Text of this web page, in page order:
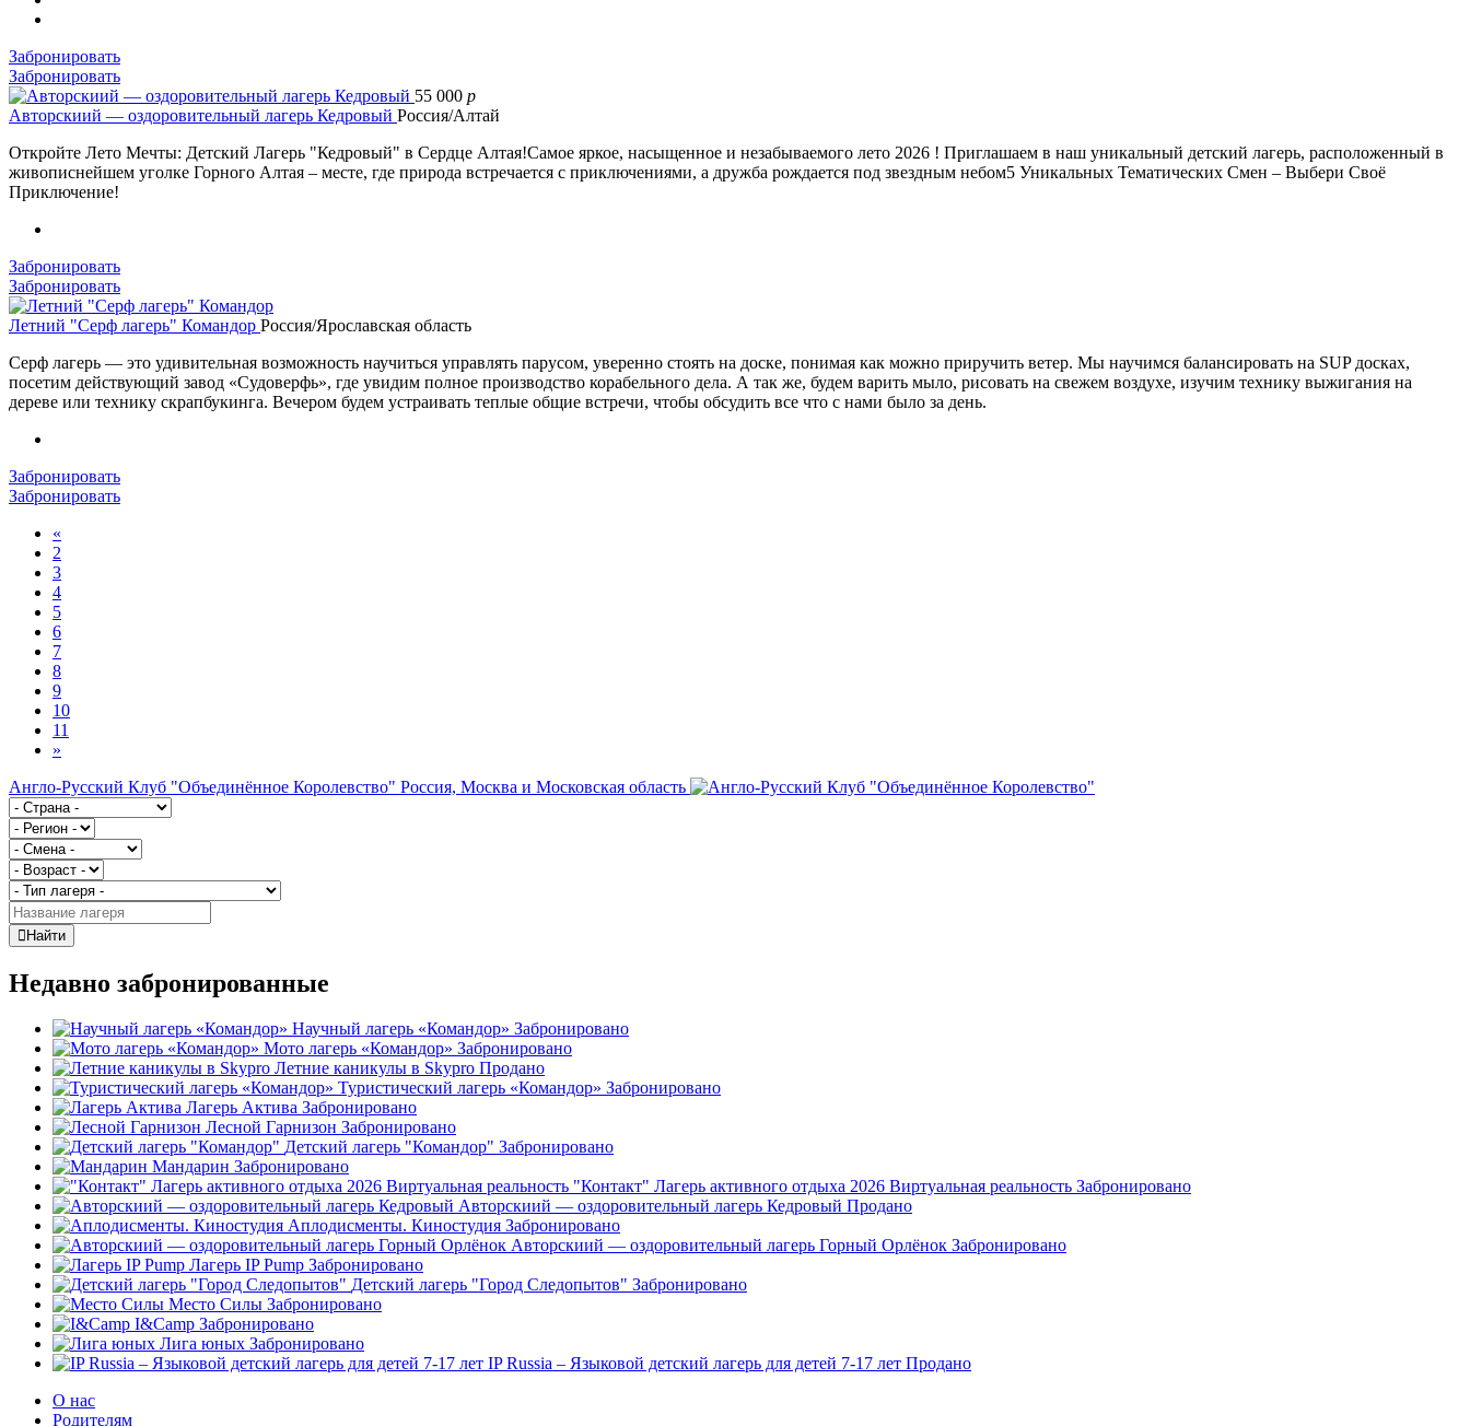
Забронировать
Забронировать
55 000 p
Авторскиий — оздоровительный лагерь Кедровый Россия/Алтай
Откройте Лето Мечты: Детский Лагерь "Кедровый" в Сердце Алтая!Самое яркое, насыщенное и незабываемого лето 2026 ! Приглашаем в наш уникальный детский лагерь, расположенный в
живописнейшем уголке Горного Алтая – месте, где природа встречается с приключениями, а дружба рождается под звездным небом5 Уникальных Тематических Смен – Выбери Своё
Приключение!
Забронировать
Забронировать
Летний "Серф лагерь" Командор Россия/Ярославская область
Серф лагерь — это удивительная возможность научиться управлять парусом, уверенно стоять на доске, понимая как можно приручить ветер. Мы научимся балансировать на SUP досках,
посетим действующий завод «Судоверфь», где увидим полное производство корабельного дела. А так же, будем варить мыло, рисовать на свежем воздухе, изучим технику выжигания на
дереве или технику скрапбукинга. Вечером будем устраивать теплые общие встречи, чтобы обсудить все что с нами было за день.
Забронировать
Забронировать
«
2
3
4
5
6
7
8
9
10
11
»
Англо-Русский Клуб "Объединённое Королевство" Россия, Москва и Московская область
Найти
Недавно забронированные
Научный лагерь «Командор» Забронировано
Мото лагерь «Командор» Забронировано
Летние каникулы в Skypro Продано
Туристический лагерь «Командор» Забронировано
Лагерь Актива Забронировано
Лесной Гарнизон Забронировано
Детский лагерь "Командор" Забронировано
Мандарин Забронировано
"Контакт" Лагерь активного отдыха 2026 Виртуальная реальность Забронировано
Авторскиий — оздоровительный лагерь Кедровый Продано
Аплодисменты. Киностудия Забронировано
Авторскиий — оздоровительный лагерь Горный Орлёнок Забронировано
Лагерь IP Pump Забронировано
Детский лагерь "Город Следопытов" Забронировано
Место Силы Забронировано
I&Camp Забронировано
Лига юных Забронировано
IP Russia – Языковой детский лагерь для детей 7-17 лет Продано
О нас
Родителям